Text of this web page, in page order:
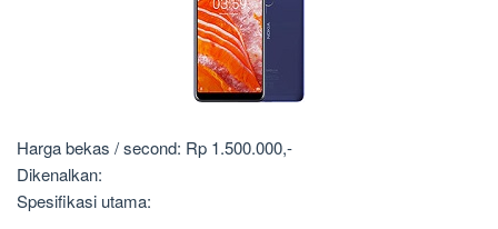
Harga bekas / second: Rp 1.500.000,-
Dikenalkan:
Spesifikasi utama: